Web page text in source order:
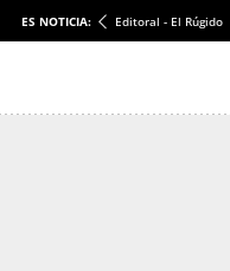
ES NOTICIA: Editoral - El Rúgido